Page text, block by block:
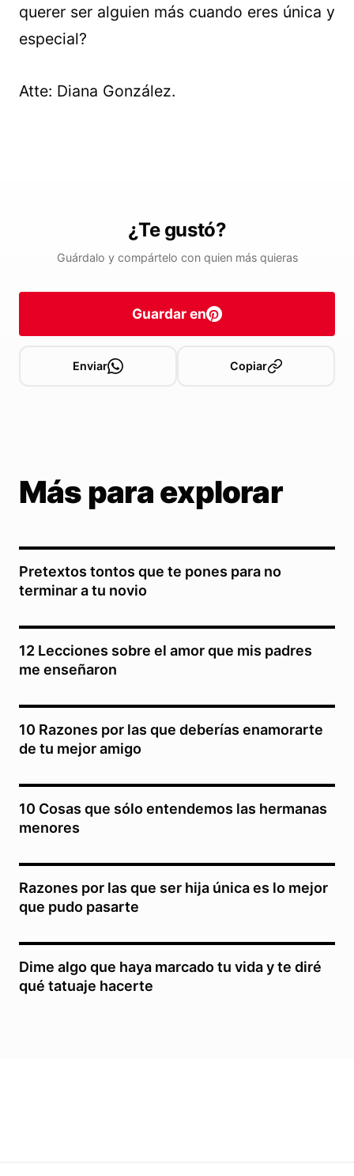
querer ser alguien más cuando eres única y
especial?
Atte: Diana González.
¿Te gustó?
Guárdalo y compártelo con quien más quieras
Guardar en
Enviar Copiar
Más para explorar
Pretextos tontos que te pones para no
terminar a tu novio
12 Lecciones sobre el amor que mis padres
me enseñaron
10 Razones por las que deberías enamorarte
de tu mejor amigo
10 Cosas que sólo entendemos las hermanas
menores
Razones por las que ser hija única es lo mejor
que pudo pasarte
Dime algo que haya marcado tu vida y te diré
qué tatuaje hacerte